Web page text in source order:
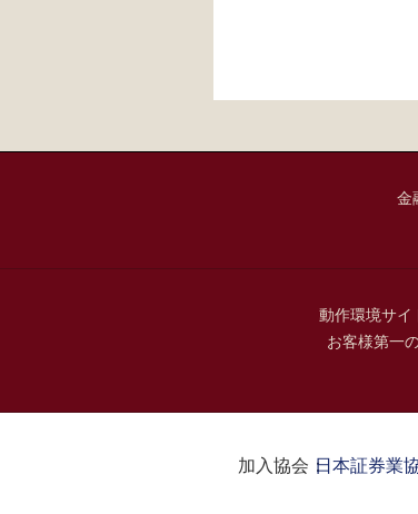
金
動作環境サイ
お客様第一
加入協会：日本証券業